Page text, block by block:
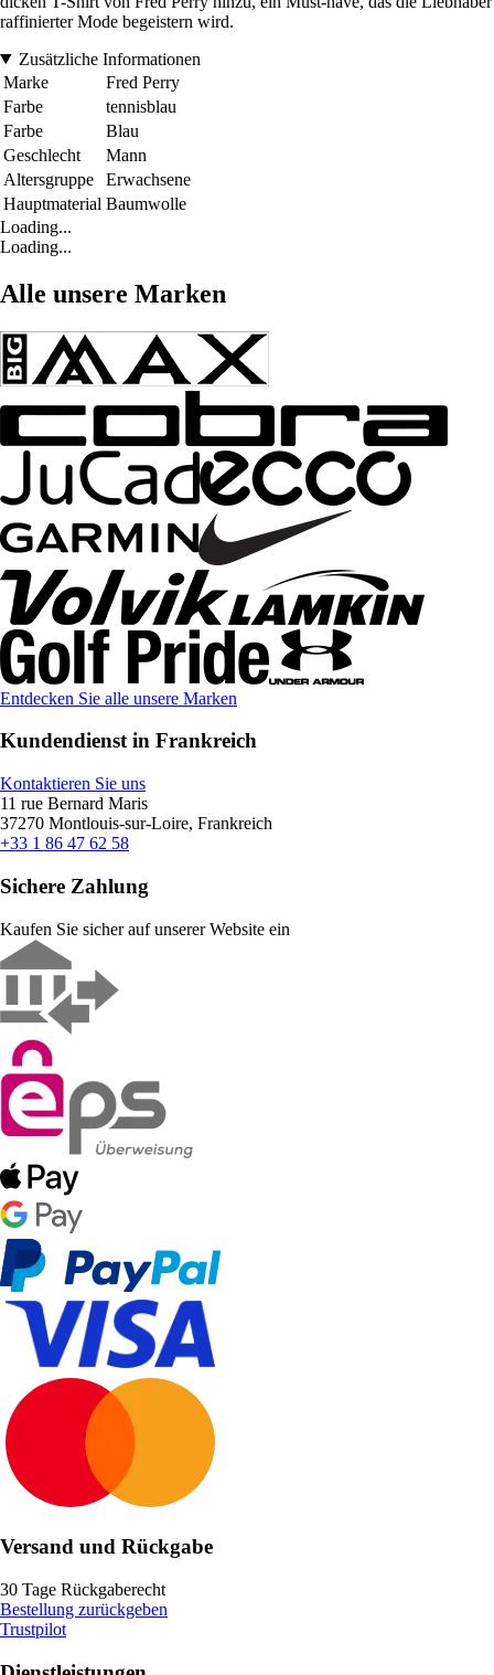
raffinierter Mode begeistern wird.
Zusätzliche Informationen
Marke
Fred Perry
Farbe
tennisblau
Farbe
Blau
Geschlecht
Mann
Altersgruppe
Erwachsene
Hauptmaterial Baumwolle
Loading...
Loading...
Alle unsere Marken
Entdecken Sie alle unsere Marken
Kundendienst in Frankreich
Kontaktieren Sie uns
11 rue Bernard Maris
37270 Montlouis-sur-Loire, Frankreich
+33 1 86 47 62 58
Sichere Zahlung
Kaufen Sie sicher auf unserer Website ein
Versand und Rückgabe
30 Tage Rückgaberecht
Bestellung zurückgeben
Trustpilot